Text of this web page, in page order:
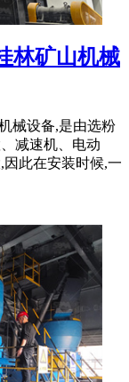
林矿山机械
械设备,是由选粉
减速机、电动
此在安装时候,一